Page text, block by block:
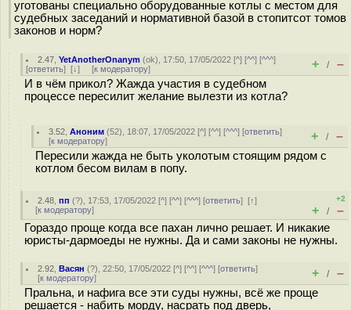
уготованы специально оборудованные котлы с местом для
судебных заседаний и нормативной базой в стопитсот томов
законов и норм?
2.47 ,YetAnotherOnanym (ok), 17:50, 17/05/2022 [^] [^^] [^^^]
[ответить] [↓] [к модератору] + / –
И в чём прикол? Жажда участия в судебном
процессе пересилит желание вылезти из котла?
3.52 ,Аноним (52), 18:07, 17/05/2022 [^] [^^] [^^^] [ответить]
[к модератору] + / –
Пересили жажда не быть уколотым стоящим рядом с
котлом бесом вилам в попу.
2.48 ,пп (?), 17:53, 17/05/2022 [^] [^^] [^^^] [ответить][↑]
[к модератору]
+2
+ / –
Гораздо проще когда все пахан лично решает. И никакие
юристы-дармоеды не нужны. Да и сами законы не нужны.
2.92 ,Васян (?), 22:50, 17/05/2022 [^] [^^] [^^^] [ответить]
[к модератору] + / –
Пральна, и нафига все эти суды нужны, всё же проще
решается - набить морду, наcpaть под дверь,